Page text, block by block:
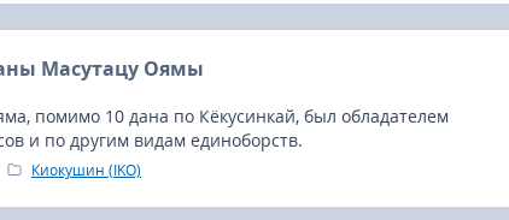
Масутацу Оямы
помимо 10 дана по Кёкусинкай, был обладателем
и по другим видам единоборств.
Киокушин (IKO)